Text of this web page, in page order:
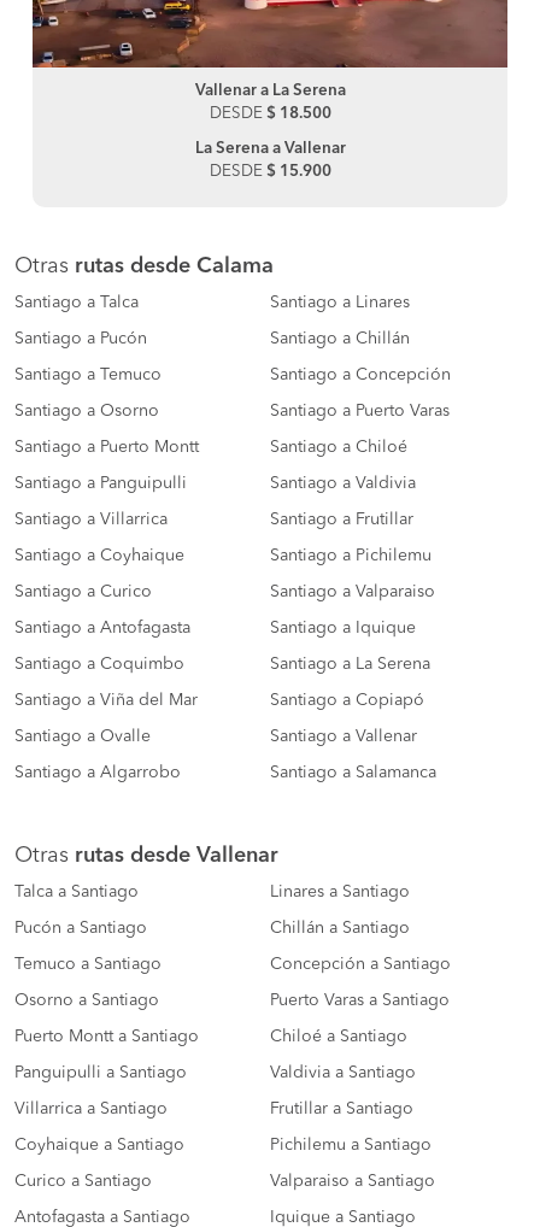
Vallenar a La Serena
DESDE $ 18.500
La Serena a Vallenar
DESDE $ 15.900
Otras rutas desde Calama
Santiago a Talca Santiago a Linares
Santiago a Pucón Santiago a Chillán
Santiago a Temuco Santiago a Concepción
Santiago a Osorno Santiago a Puerto Varas
Santiago a Puerto Montt Santiago a Chiloé
Santiago a Panguipulli Santiago a Valdivia
Santiago a Villarrica Santiago a Frutillar
Santiago a Coyhaique Santiago a Pichilemu
Santiago a Curico Santiago a Valparaiso
Santiago a Antofagasta Santiago a Iquique
Santiago a Coquimbo Santiago a La Serena
Santiago a Viña del Mar Santiago a Copiapó
Santiago a Ovalle Santiago a Vallenar
Santiago a Algarrobo Santiago a Salamanca
Otras rutas desde Vallenar
Talca a Santiago Linares a Santiago
Pucón a Santiago Chillán a Santiago
Temuco a Santiago Concepción a Santiago
Osorno a Santiago Puerto Varas a Santiago
Puerto Montt a Santiago Chiloé a Santiago
Panguipulli a Santiago Valdivia a Santiago
Villarrica a Santiago Frutillar a Santiago
Coyhaique a Santiago Pichilemu a Santiago
Curico a Santiago Valparaiso a Santiago
Antofagasta a Santiago Iquique a Santiago